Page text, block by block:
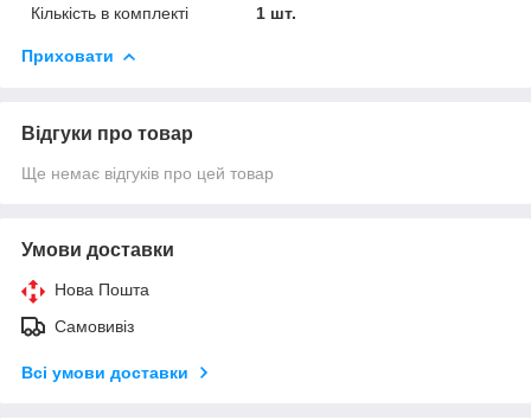
Кількість в комплекті
1 шт.
Приховати
Відгуки про товар
Ще немає відгуків про цей товар
Умови доставки
Нова Пошта
Самовивіз
Всі умови доставки